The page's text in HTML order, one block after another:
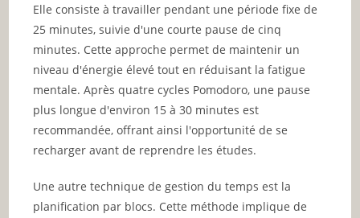
Elle consiste à travailler pendant une période fixe de
25 minutes, suivie d'une courte pause de cinq
minutes. Cette approche permet de maintenir un
niveau d'énergie élevé tout en réduisant la fatigue
mentale. Après quatre cycles Pomodoro, une pause
plus longue d'environ 15 à 30 minutes est
recommandée, offrant ainsi l'opportunité de se
recharger avant de reprendre les études.
Une autre technique de gestion du temps est la
planification par blocs. Cette méthode implique de